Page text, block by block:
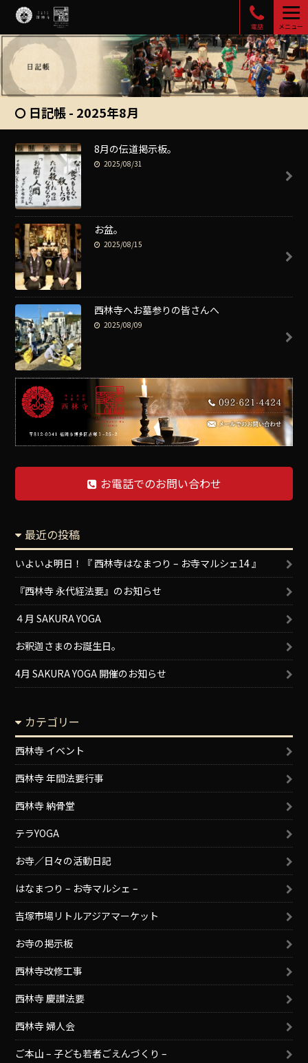
電話 メニュー
日記帳 - 2025年8月
8月の伝道掲示板。
2025/08/31
お盆。
2025/08/15
西林寺へお墓参りの皆さんへ
2025/08/09
お電話でのお問い合わせ
最近の投稿
いよいよ明日！『 西林寺はなまつり – お寺マルシェ14 』
『西林寺 永代経法要』のお知らせ
４月 SAKURA YOGA
お釈迦さまのお誕生日。
4月 SAKURA YOGA 開催のお知らせ
カテゴリー
西林寺 イベント
西林寺 年間法要行事
西林寺 納骨堂
テラYOGA
お寺／日々の活動日記
はなまつり – お寺マルシェ –
吉塚市場リトルアジアマーケット
お寺の掲示板
西林寺改修工事
西林寺 慶讃法要
西林寺 婦人会
ご本山 – 子ども若者ごえんづくり –